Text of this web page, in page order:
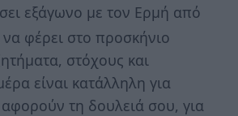
εξάγωνο με τον Ερμή από
φέρει στο προσκήνιο
στόχους και
είναι κατάλληλη για
τη δουλειά σου, για